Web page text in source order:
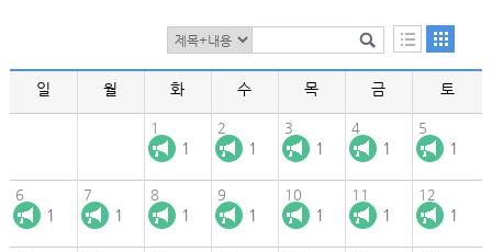
일 월 화 수 목 금 토
1
1
2
1
3
1
4
1
5
1
6
1
7
1
8
1
9
1
10
1
11
1
12
1